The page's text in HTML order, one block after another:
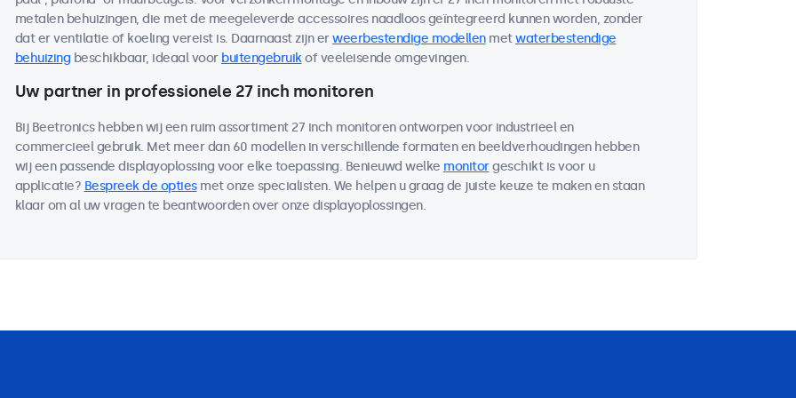
metalen behuizingen, die met de meegeleverde accessoires naadloos geïntegreerd kunnen worden, zonder
dat er ventilatie of koeling vereist is. Daarnaast zijn erweerbestendige modellenmetwaterbestendige
behuizing beschikbaar, ideaal voor buitengebruikof veeleisende omgevingen.
Uw partner in professionele 27 inch monitoren
Bij Beetronics hebben wij een ruim assortiment 27 inch monitoren ontworpen voor industrieel en
commercieel gebruik. Met meer dan 60 modellen in verschillende formaten en beeldverhoudingen hebben
wij een passende displayoplossing voor elke toepassing. Benieuwd welke monitorgeschikt is voor u
applicatie? Bespreek de optiesmet onze specialisten. We helpen u graag de juiste keuze te maken en staan
klaar om al uw vragen te beantwoorden over onze displayoplossingen.